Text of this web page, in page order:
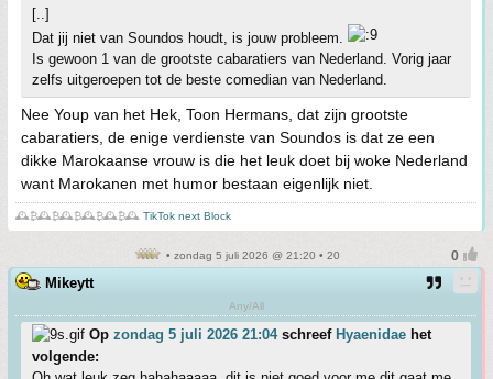
[..]
Dat jij niet van Soundos houdt, is jouw probleem.
Is gewoon 1 van de grootste cabaratiers van Nederland. Vorig jaar
zelfs uitgeroepen tot de beste comedian van Nederland.
Nee Youp van het Hek, Toon Hermans, dat zijn grootste
cabaratiers, de enige verdienste van Soundos is dat ze een
dikke Marokaanse vrouw is die het leuk doet bij woke Nederland
want Marokanen met humor bestaan eigenlijk niet.
🕰️₿🕰️₿🕰️₿🕰️₿🕰️₿🕰️ TikTok next Block
• zondag 5 juli 2026 @ 21:20 • 20
Mikeytt
Any/All
Op zondag 5 juli 2026 21:04schreef Hyaenidae het
volgende: